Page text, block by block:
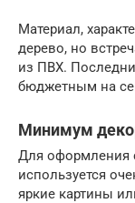
Материал,
дерево, но
из ПВХ.
бюджетным на
Минимум
Для оформления
используется
яркие картины